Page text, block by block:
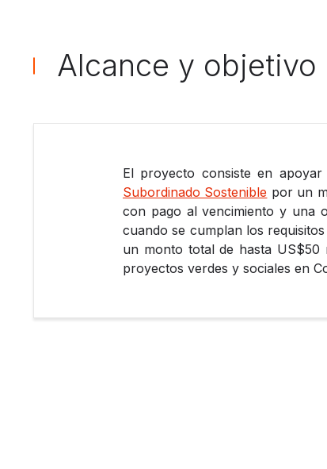
Alcance y
El proyecto consiste en
Subordinado Sostenible por un
con pago al vencimiento y una
cuando se cumplan los
un monto total de hasta US$50
proyectos verdes y sociales en